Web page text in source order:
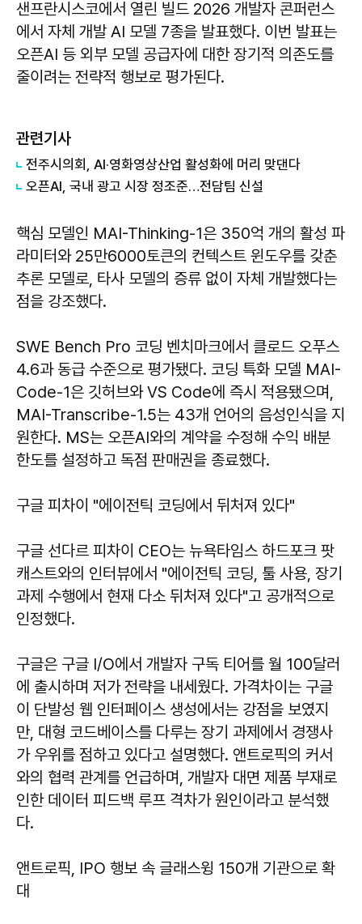
샌프란시스코에서 열린 빌드 2026 개발자 콘퍼런스
에서 자체 개발 AI 모델 7종을 발표했다. 이번 발표는
오픈AI 등 외부 모델 공급자에 대한 장기적 의존도를
줄이려는 전략적 행보로 평가된다.
관련기사
전주시의회, AI·영화영상산업 활성화에 머리 맞댄다
오픈AI, 국내 광고 시장 정조준…전담팀 신설
핵심 모델인 MAI-Thinking-1은 350억 개의 활성 파
라미터와 25만6000토큰의 컨텍스트 윈도우를 갖춘
추론 모델로, 타사 모델의 증류 없이 자체 개발했다는
점을 강조했다.
SWE Bench Pro 코딩 벤치마크에서 클로드 오푸스
4.6과 동급 수준으로 평가됐다. 코딩 특화 모델 MAI-
Code-1은 깃허브와 VS Code에 즉시 적용됐으며,
MAI-Transcribe-1.5는 43개 언어의 음성인식을 지
원한다. MS는 오픈AI와의 계약을 수정해 수익 배분
한도를 설정하고 독점 판매권을 종료했다.
구글 피차이 "에이전틱 코딩에서 뒤처져 있다"
구글 선다르 피차이 CEO는 뉴욕타임스 하드포크 팟
캐스트와의 인터뷰에서 "에이전틱 코딩, 툴 사용, 장기
과제 수행에서 현재 다소 뒤처져 있다"고 공개적으로
인정했다.
구글은 구글 I/O에서 개발자 구독 티어를 월 100달러
에 출시하며 저가 전략을 내세웠다. 가격차이는 구글
이 단발성 웹 인터페이스 생성에서는 강점을 보였지
만, 대형 코드베이스를 다루는 장기 과제에서 경쟁사
가 우위를 점하고 있다고 설명했다. 앤트로픽의 커서
와의 협력 관계를 언급하며, 개발자 대면 제품 부재로
인한 데이터 피드백 루프 격차가 원인이라고 분석했
다.
앤트로픽, IPO 행보 속 글래스윙 150개 기관으로 확
대